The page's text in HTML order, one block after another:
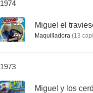
1974
-- Miguel el
Maquilladora (13
1973
-- Miguel y los